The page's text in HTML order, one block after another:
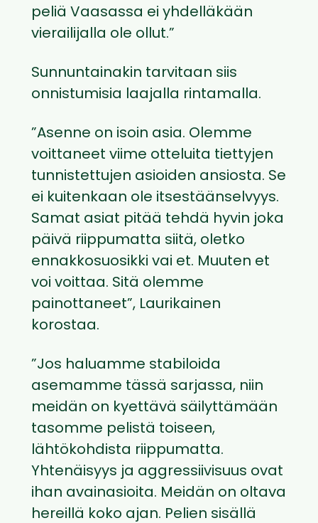
peliä Vaasassa ei yhdelläkään
vierailijalla ole ollut.”
Sunnuntainakin tarvitaan siis
onnistumisia laajalla rintamalla.
”Asenne on isoin asia. Olemme
voittaneet viime otteluita tiettyjen
tunnistettujen asioiden ansiosta. Se
ei kuitenkaan ole itsestäänselvyys.
Samat asiat pitää tehdä hyvin joka
päivä riippumatta siitä, oletko
ennakkosuosikki vai et. Muuten et
voi voittaa. Sitä olemme
painottaneet”, Laurikainen
korostaa.
”Jos haluamme stabiloida
asemamme tässä sarjassa, niin
meidän on kyettävä säilyttämään
tasomme pelistä toiseen,
lähtökohdista riippumatta.
Yhtenäisyys ja aggressiivisuus ovat
ihan avainasioita. Meidän on oltava
hereillä koko ajan. Pelien sisällä